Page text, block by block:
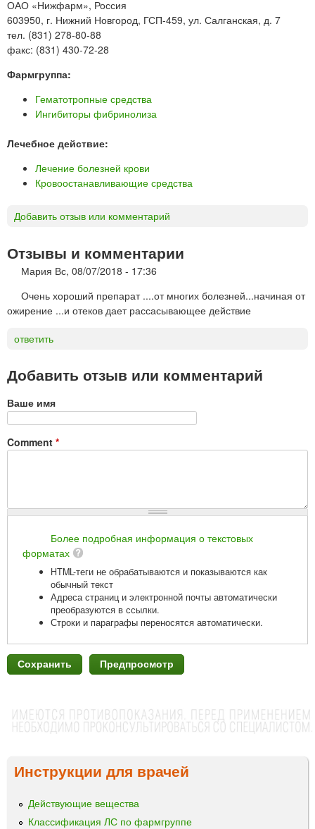
ОАО «Нижфарм», Россия
603950, г. Нижний Новгород, ГСП-459, ул. Салганская, д. 7
тел. (831) 278-80-88
факс: (831) 430-72-28
Фармгруппа:
Гематотропные средства
Ингибиторы фибринолиза
Лечебное действие:
Лечение болезней крови
Кровоостанавливающие средства
Добавить отзыв или комментарий
Отзывы и комментарии
Мария Вс, 08/07/2018 - 17:36
Очень хороший препарат ....от многих болезней...начиная от
ожирение ...и отеков дает рассасывающее действие
ответить
Добавить отзыв или комментарий
Ваше имя
Comment *
Более подробная информация о текстовых
форматах
HTML-теги не обрабатываются и показываются как
обычный текст
Адреса страниц и электронной почты автоматически
преобразуются в ссылки.
Строки и параграфы переносятся автоматически.
Инструкции для врачей
Действующие вещества
Классификация ЛС по фармгруппе